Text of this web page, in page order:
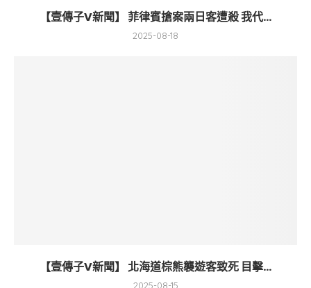
【壹傳子V新聞】 菲律賓搶案兩日客遭殺 我代...
2025-08-18
【壹傳子V新聞】 北海道棕熊襲遊客致死 目擊...
2025-08-15